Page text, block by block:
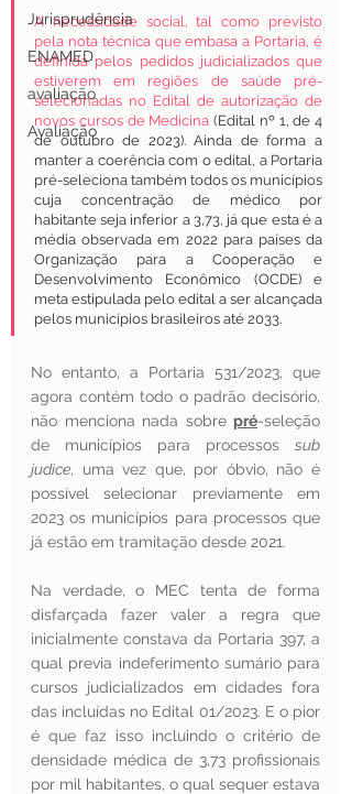
Jurisprudência
ENAMED
avaliação
Avaliação
A necessidade social, tal como previsto
pela nota técnica que embasa a Portaria, é
definida pelos pedidos judicializados que
estiverem em regiões de saúde pré-
selecionadas no Edital de autorização de
novos cursos de Medicina (Edital nº 1, de 4
de outubro de 2023). Ainda de forma a
manter a coerência com o edital, a Portaria
pré-seleciona também todos os municípios
cuja concentração de médico por
habitante seja inferior a 3,73, já que esta é a
média observada em 2022 para países da
Organização para a Cooperação e
Desenvolvimento Econômico (OCDE) e
meta estipulada pelo edital a ser alcançada
pelos municípios brasileiros até 2033.
No entanto, a Portaria 531/2023, que
agora contém todo o padrão decisório,
não menciona nada sobre pré-seleção
de municípios para processos sub
judice, uma vez que, por óbvio, não é
possível selecionar previamente em
2023 os municípios para processos que
já estão em tramitação desde 2021.
Na verdade, o MEC tenta de forma
disfarçada fazer valer a regra que
inicialmente constava da Portaria 397, a
qual previa indeferimento sumário para
cursos judicializados em cidades fora
das incluídas no Edital 01/2023. E o pior
é que faz isso incluindo o critério de
densidade médica de 3,73 profissionais
por mil habitantes, o qual sequer estava